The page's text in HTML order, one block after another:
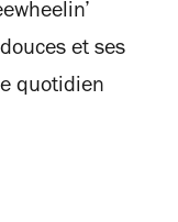
et ses
quotidien